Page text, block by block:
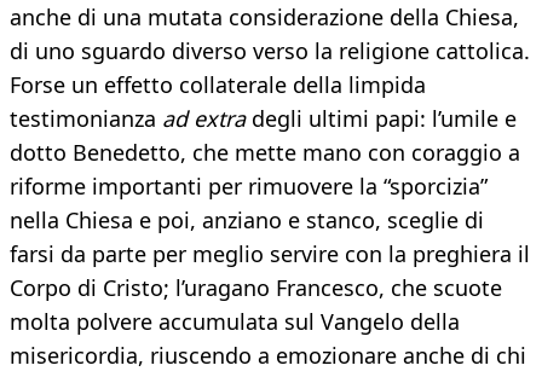
anche di una mutata considerazione della Chiesa,
di uno sguardo diverso verso la religione cattolica.
Forse un effetto collaterale della limpida
testimonianza ad extra degli ultimi papi: l’umile e
dotto Benedetto, che mette mano con coraggio a
riforme importanti per rimuovere la “sporcizia”
nella Chiesa e poi, anziano e stanco, sceglie di
farsi da parte per meglio servire con la preghiera il
Corpo di Cristo; l’uragano Francesco, che scuote
molta polvere accumulata sul Vangelo della
misericordia, riuscendo a emozionare anche di chi